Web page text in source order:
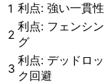
1 利点: 強い一貫性
2
利点: フェンシン
グ
3
利点: デッドロッ
ク回避